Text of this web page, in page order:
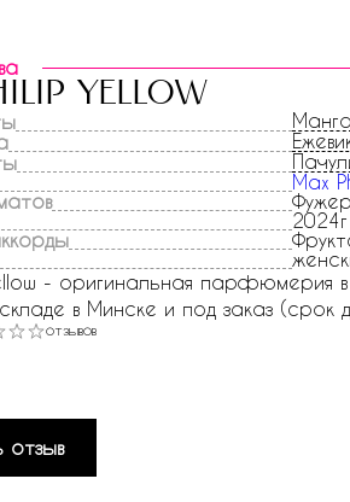
yellow
Манго
Max
2024г
- оригинальная парфюмерия
в Минске и под заказ (срок
отзывов
отзыв